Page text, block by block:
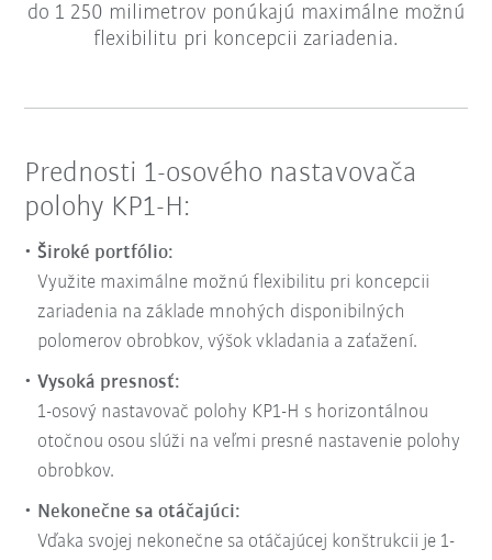
do 1 250 milimetrov ponúkajú maximálne možnú
flexibilitu pri koncepcii zariadenia.
Prednosti 1-osového nastavovača
polohy KP1-H:
Široké portfólio:
Využite maximálne možnú flexibilitu pri koncepcii
zariadenia na základe mnohých disponibilných
polomerov obrobkov, výšok vkladania a zaťažení.
Vysoká presnosť:
1-osový nastavovač polohy KP1-H s horizontálnou
otočnou osou slúži na veľmi presné nastavenie polohy
obrobkov.
Nekonečne sa otáčajúci:
Vďaka svojej nekonečne sa otáčajúcej konštrukcii je 1-